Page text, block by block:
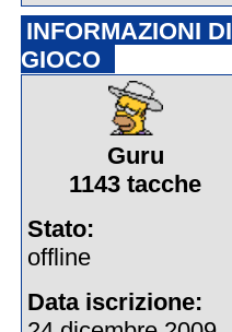
INFORMAZIONI DI
GIOCO
Guru
1143 tacche
Stato:
offline
Data iscrizione: